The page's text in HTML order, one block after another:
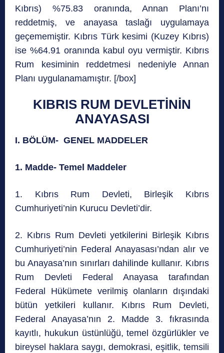
Kıbrıs) %75.83 oranında, Annan Planı’nı
reddetmiş, ve anayasa taslağı uygulamaya
geçememiştir. Kıbrıs Türk kesimi (Kuzey Kıbrıs)
ise %64.91 oranında kabul oyu vermiştir. Kıbrıs
Rum kesiminin reddetmesi nedeniyle Annan
Planı uygulanamamıştır. [/box]
KIBRIS RUM DEVLETİNİN
ANAYASASI
I. BÖLÜM- GENEL MADDELER
1. Madde- Temel Maddeler
1. Kıbrıs Rum Devleti, Birleşik Kıbrıs
Cumhuriyeti’nin Kurucu Devleti’dir.
2. Kıbrıs Rum Devleti yetkilerini Birleşik Kıbrıs
Cumhuriyeti’nin Federal Anayasası’ndan alır ve
bu Anayasa’nın sınırları dahilinde kullanır. Kıbrıs
Rum Devleti Federal Anayasa tarafından
Federal Hükümete verilmiş olanların dışındaki
bütün yetkileri kullanır. Kıbrıs Rum Devleti,
Federal Anayasa’nın 2. Madde 3. fıkrasında
kayıtlı, hukukun üstünlüğü, temel özgürlükler ve
bireysel haklara saygı, demokrasi, eşitlik, temsili